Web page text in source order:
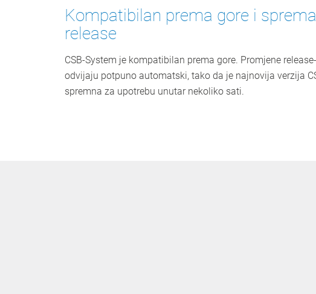
Kompatibilan prema gore i
release
CSB-System je kompatibilan prema gore. Promjene
odvijaju potpuno automatski, tako da je najnovija verzija
spremna za upotrebu unutar nekoliko sati.